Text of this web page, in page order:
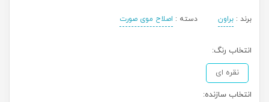
برند : براون دسته : اصلاح موی صورت
انتخاب رنگ:
نقره ای
انتخاب سازنده: